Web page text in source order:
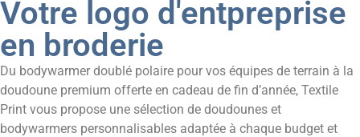
Votre logo d'entpreprise
en broderie
Du bodywarmer doublé polaire pour vos équipes de terrain à la
doudoune premium offerte en cadeau de fin d’année, Textile
Print vous propose une sélection de doudounes et
bodywarmers personnalisables adaptée à chaque budget et